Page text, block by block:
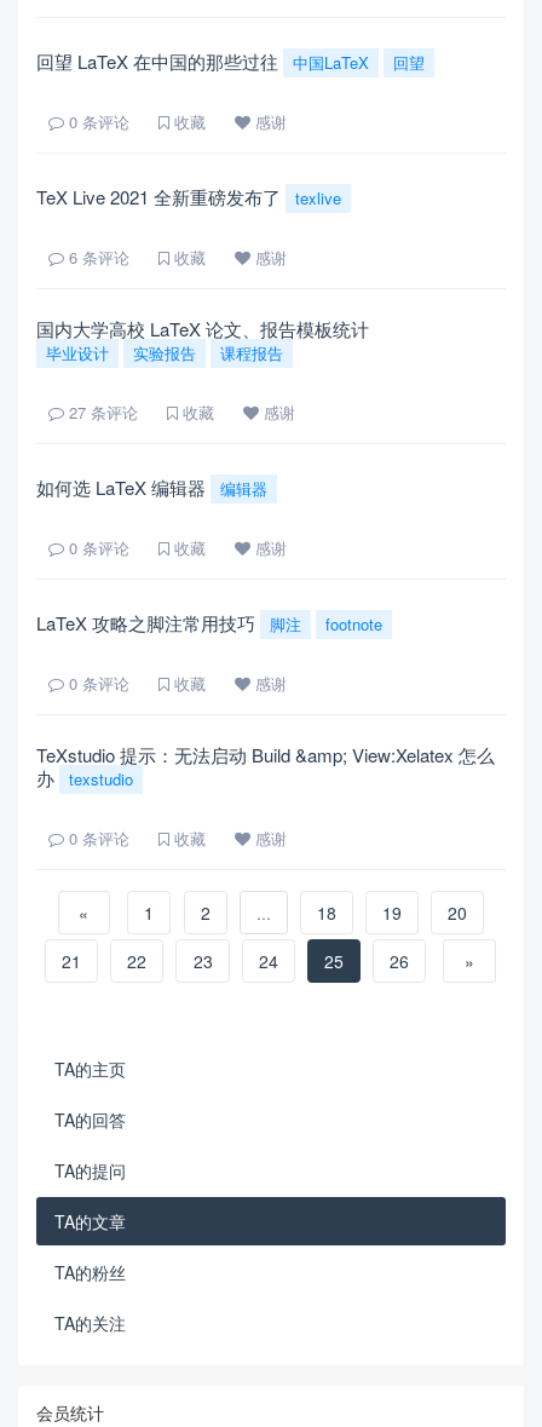
回望 LaTeX 在中国的那些过往 中国LaTeX 回望
0 条评论 收藏 感谢
TeX Live 2021 全新重磅发布了 texlive
6 条评论 收藏 感谢
国内大学高校 LaTeX 论文、报告模板统计
毕业设计 实验报告 课程报告
27 条评论 收藏 感谢
如何选 LaTeX 编辑器 编辑器
0 条评论 收藏 感谢
LaTeX 攻略之脚注常用技巧 脚注 footnote
0 条评论 收藏 感谢
TeXstudio 提示：无法启动 Build &amp; View:Xelatex 怎么
办
texstudio
0 条评论 收藏 感谢
« 1 2 ... 18 19
20
21
22 23 24 25 26 »
TA的主页
TA的回答
TA的提问
TA的文章
TA的粉丝
TA的关注
会员统计